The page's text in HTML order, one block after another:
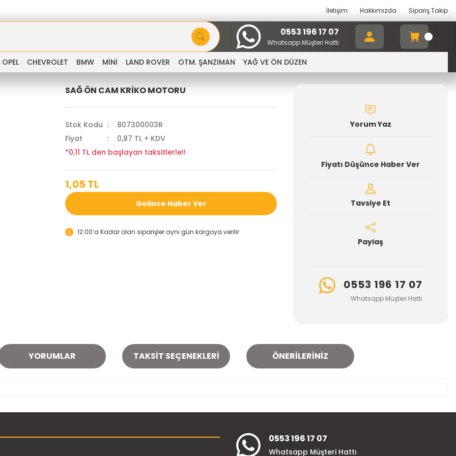
İletişim Hakkımızda Sipariş Takip
0553 196 17 07
Whatsapp Müşteri Hattı
OPEL CHEVROLET BMW MİNİ LAND ROVER OTM. ŞANZIMAN YAĞ VE ÖN DÜZEN
SAĞ ÖN CAM KRİKO MOTORU
Stok Kodu
807300003R
Fiyat
0,87 TL + KDV
*0,11 TL den başlayan taksitlerle!!
1,05 TL
Gelince Haber Ver
12:00’a Kadar olan siparişler aynı gün kargoya verilir
Yorum Yaz
Fiyatı Düşünce Haber Ver
Tavsiye Et
Paylaş
0553 196 17 07
Whatsapp Müşteri Hattı
YORUMLAR TAKSIT SEÇENEKLERI ÖNERILERINIZ
Bu ürüne ilk yorumu siz yapın! 0553 196 17 07
Whatsapp Müşteri Hattı